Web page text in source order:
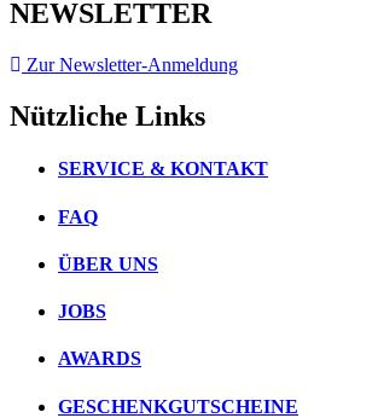
NEWSLETTER
Zur Newsletter-Anmeldung
Nützliche Links
SERVICE & KONTAKT
FAQ
ÜBER UNS
JOBS
AWARDS
GESCHENKGUTSCHEINE